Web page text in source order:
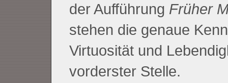
der Aufführung Früher
stehen die genaue
Virtuosität und
vorderster Stelle.